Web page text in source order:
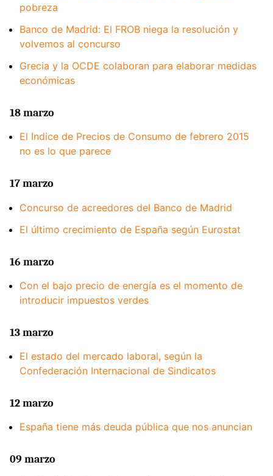
pobreza
Banco de Madrid: El FROB niega la resolución y
volvemos al concurso
Grecia y la OCDE colaboran para elaborar medidas
económicas
18 marzo
El Indice de Precios de Consumo de febrero 2015
no es lo que parece
17 marzo
Concurso de acreedores del Banco de Madrid
El último crecimiento de España según Eurostat
16 marzo
Con el bajo precio de energía es el momento de
introducir impuestos verdes
13 marzo
El estado del mercado laboral, según la
Confederación Internacional de Sindicatos
12 marzo
España tiene más deuda pública que nos anuncian
09 marzo